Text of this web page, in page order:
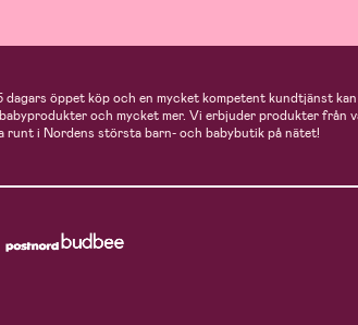
dagars öppet köp och en mycket kompetent kundtjänst
och mycket mer. Vi erbjuder produkter från
runt i Nordens största barn- och babybutik på nätet!